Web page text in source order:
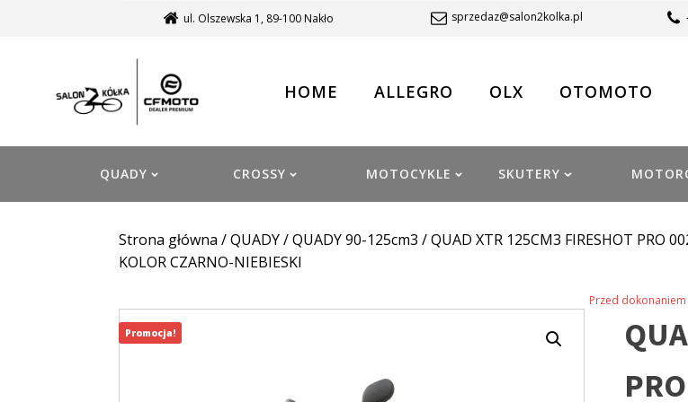
ul. Olszewska 1, 89-100 Nakło sprzedaz@salon2kolka.pl
HOME ALLEGRO OLX OTOMOTO
QUADY CROSSY MOTOCYKLE SKUTERY
Strona główna /QUADY/QUADY 90-125cm3 / QUAD XTR 125CM3 FIRESHOT PRO
KOLOR CZARNO-NIEBIESKI
Przed
Promocja!